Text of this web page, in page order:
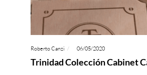
Roberto Canzi 06/05/2020
Trinidad Colección Cabinet